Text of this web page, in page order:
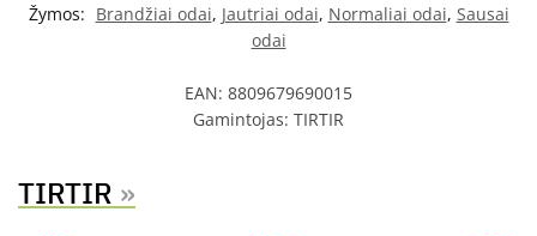
Žymos: Brandžiai odai, Jautriai odai, Normaliai odai, Sausai
odai
EAN: 8809679690015
Gamintojas: TIRTIR
TIRTIR »